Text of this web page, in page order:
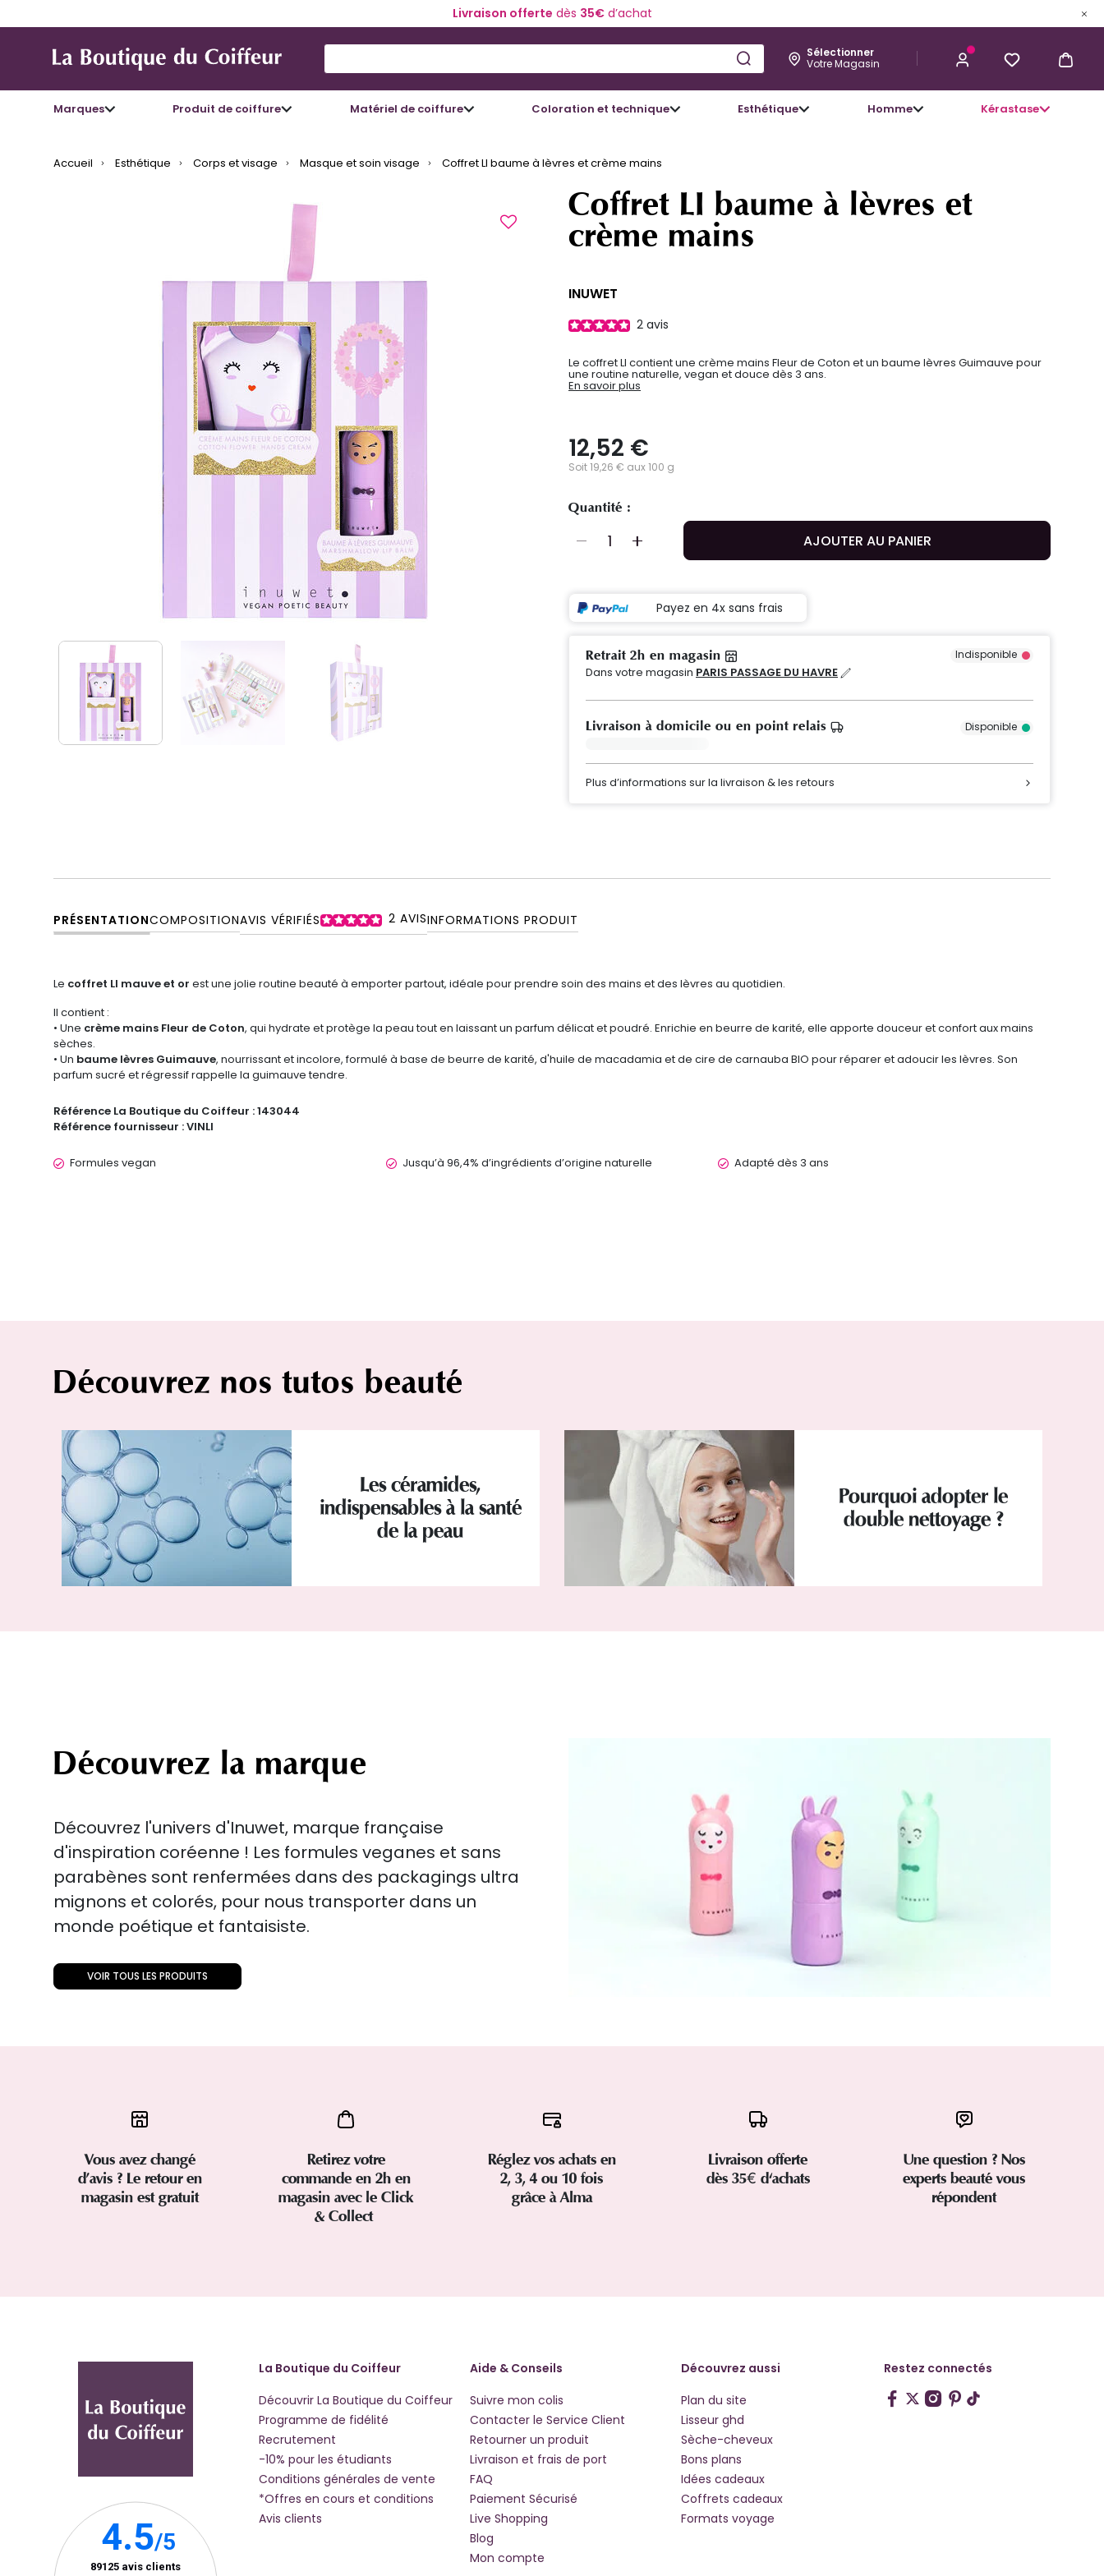
Livraison offerte dès 35€d’achat
Sélectionner
Votre Magasin
Marques Produit de coiffure Matériel de coiffure Coloration et technique Esthétique Homme Kérastase
J’ACHÈTE
Accueil Esthétique Corps et visage Masque et soin visage Coffret LI baume à lèvres et crème mains
Coffret LI baume à lèvres et
crème mains
INUWET
2 avis
Le coffret LI contient une crème mains Fleur de Coton et un baume lèvres Guimauve pour
une routine naturelle, vegan et douce dès 3 ans.
En savoir plus
12,52 €
Soit 19,26 € aux 100 g
Quantité :
AJOUTER AU PANIER
Payez en 4x sans frais
Retrait 2h en magasin Indisponible
Dans votre magasin PARIS PASSAGE DU HAVRE
Livraison à domicile ou en point relais Disponible
Plus d’informations sur la livraison & les retours
PRÉSENTATIONCOMPOSITIONAVIS VÉRIFIÉS 2 AVISINFORMATIONS PRODUIT
Le coffret LI mauve et or est une jolie routine beauté à emporter partout, idéale pour prendre soin des mains et des lèvres au quotidien.
Il contient :
• Une crème mains Fleur de Coton, qui hydrate et protège la peau tout en laissant un parfum délicat et poudré. Enrichie en beurre de karité, elle apporte douceur et confort aux mains
sèches.
• Un baume lèvres Guimauve, nourrissant et incolore, formulé à base de beurre de karité, d'huile de macadamia et de cire de carnauba BIO pour réparer et adoucir les lèvres. Son
parfum sucré et régressif rappelle la guimauve tendre.
Référence La Boutique du Coiffeur :143044
Référence fournisseur :VINLI
Formules vegan Jusqu’à 96,4% d’ingrédients d’origine naturelle Adapté dès 3 ans
Découvrez nos tutos beauté
Les céramides,
indispensables à la santé
de la peau
Pourquoi adopter le
double nettoyage ?
Découvrez la marque
Découvrez l'univers d'Inuwet, marque française
d'inspiration coréenne ! Les formules veganes et sans
parabènes sont renfermées dans des packagings ultra
mignons et colorés, pour nous transporter dans un
monde poétique et fantaisiste.
VOIR TOUS LES PRODUITS
Vous avez changé
d’avis ? Le retour en
magasin est gratuit
Retirez votre
commande en 2h en
magasin avec le Click
& Collect
Réglez vos achats en
2, 3, 4 ou 10 fois
grâce à Alma
Livraison offerte
dès 35€ d'achats
Une question ? Nos
experts beauté vous
répondent
La Boutique du Coiffeur
Découvrir La Boutique du Coiffeur
Programme de fidélité
Recrutement
-10% pour les étudiants
Conditions générales de vente
*Offres en cours et conditions
Avis clients
Aide & Conseils
Suivre mon colis
Contacter le Service Client
Retourner un produit
Livraison et frais de port
FAQ
Paiement Sécurisé
Live Shopping
Blog
Mon compte
Découvrez aussi
Plan du site
Lisseur ghd
Sèche-cheveux
Bons plans
Idées cadeaux
Coffrets cadeaux
Formats voyage
Restez connectés